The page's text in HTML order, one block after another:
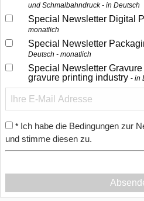
und Schmalbahndruck - in Deutsch
Special Newsletter Digital
monatlich
Special Newsletter
Deutsch - monatlich
Special Newsletter
gravure printing industry
in
* Ich habe die Bedingungen zur
und stimme diesen zu.